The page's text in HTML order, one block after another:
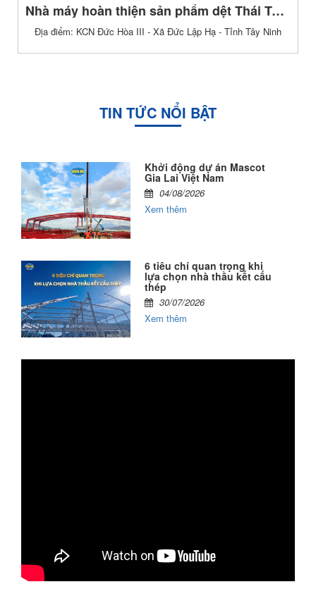
Nhà máy hoàn thiện sản phẩm dệt Thái Tuấn
Địa điểm: KCN Đức Hòa III - Xã Đức Lập Hạ - Tỉnh Tây Ninh
TIN TỨC NỔI BẬT
Khởi động dự án Mascot
Gia Lai Việt Nam
04/08/2026
Xem thêm
6 tiêu chí quan trọng khi
lựa chọn nhà thầu kết cấu
thép
30/07/2026
Xem thêm